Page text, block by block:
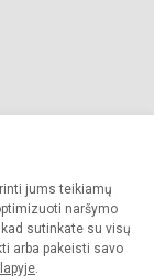
jums teikiamų
naršymo
sutinkate su visų
arba pakeisti savo
.
saugomos.
draudžiama.